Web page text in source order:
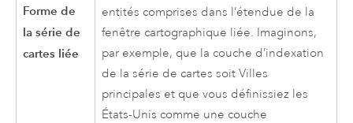
Forme de
la série de
cartes liée
entités comprises dans l’étendue de la
fenêtre cartographique liée. Imaginons,
par exemple, que la couche d’indexation
de la série de cartes soit Villes
principales et que vous définissiez les
États-Unis comme une couche